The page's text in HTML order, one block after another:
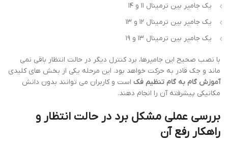
یک جامپر بین ترمینال ۱۱ و ۱۴
یک جامپر بین ترمینال ۱۲ و ۱۳
یک جامپر بین ترمینال ۱۳ و ۱۹
با نصب صحیح این جامپرها، برد کنترل دیگر در حالت انتظار باقی نمی
ماند و جک قادر به حرکت خواهد بود. این مرحله یکی از بخش های کلیدی
آموزش گام به گام تنظیم فک است و کاربران می توانند بدون دانش
مکانیکی پیشرفته آن را انجام دهند.
بررسی عملی مشکل برد در حالت انتظار و
راهکار رفع آن